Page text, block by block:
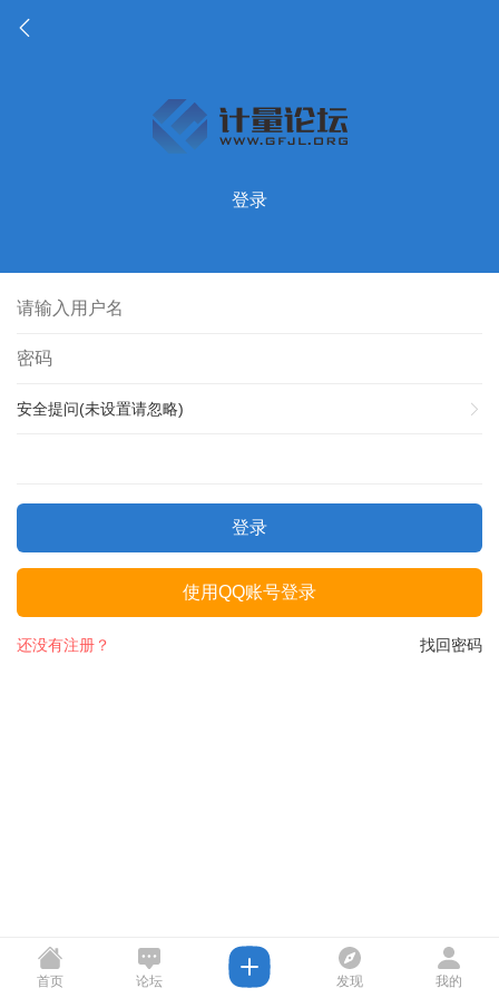
登录
安全提问(未设置请忽略)
登录
使用QQ账号登录
找回密码
还没有注册？
首页 论坛 发现 我的